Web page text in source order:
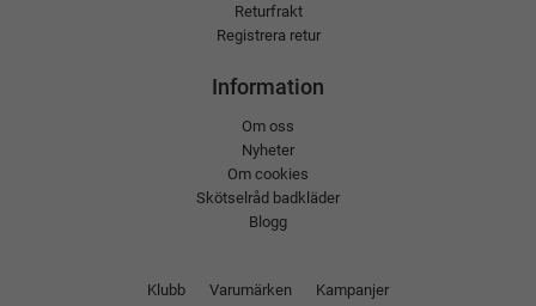
Returfrakt
Registrera retur
Information
Om oss
Nyheter
Om cookies
Skötselråd badkläder
Blogg
Klubb Varumärken Kampanjer